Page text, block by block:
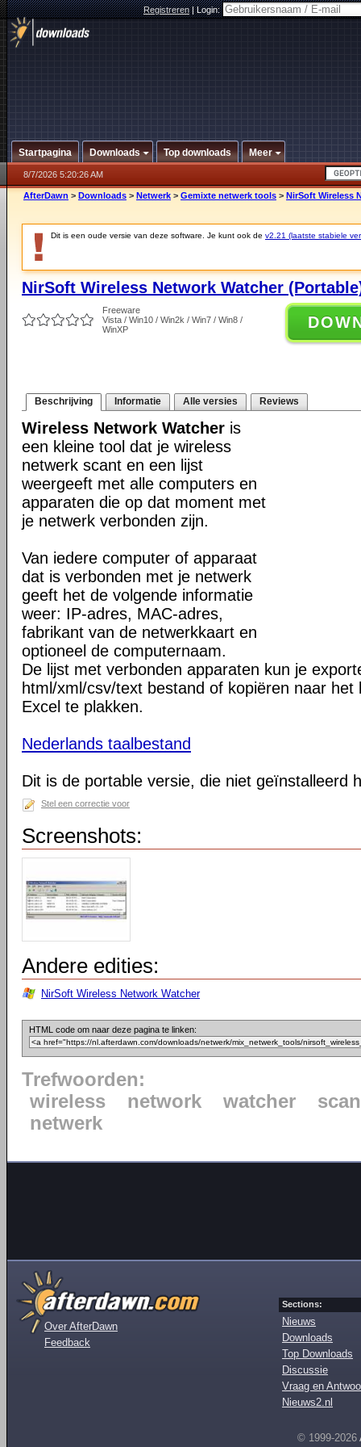
Registreren|Login:
Startpagina Downloads Top downloads Meer
8/7/2026 5:20:26 AM
AfterDawn > Downloads > Netwerk > Gemixte netwerk tools > NirSoft Wireless
Dit is een oude versie van deze software. Je kunt ook de v2.21 (laatste stabiele
NirSoft Wireless Network Watcher
Freeware
Vista / Win10 / Win2k / Win7 / Win8 /
WinXP
Beschrijving Informatie Alle versies Reviews
Wireless Network Watcher is
een kleine tool dat je wireless
netwerk scant en een lijst
weergeeft met alle computers en
apparaten die op dat moment met
je netwerk verbonden zijn.
Van iedere computer of apparaat
dat is verbonden met je netwerk
geeft het de volgende informatie
weer: IP-adres, MAC-adres,
fabrikant van de netwerkkaart en
optioneel de computernaam.
De lijst met verbonden apparaten kun je
html/xml/csv/text bestand of kopiëren naar het
Excel te plakken.
Nederlands taalbestand
Dit is de portable versie, die niet geïnstalleerd
Stel een correctie voor
Screenshots:
Andere edities:
NirSoft Wireless Network Watcher
HTML code om naar deze pagina te linken:
Trefwoorden:
wireless
network watcher
scan
netwerk
Over AfterDawn
Feedback
Sections:
Nieuws
Downloads
Top Downloads
Discussie
Vraag en
Nieuws2.nl
© 1999-2026